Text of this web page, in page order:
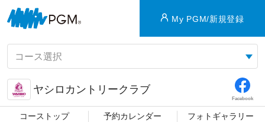
My PGM/新規登録
ヤシロカントリークラブ
Facebook
コーストップ 予約カレンダー フォトギャラリー